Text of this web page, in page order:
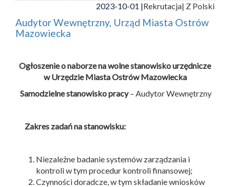
2023-10-01 |Rekrutacja| Z Polski
Audytor Wewnętrzny, Urząd Miasta Ostrów
Mazowiecka
Ogłoszenie o naborze na wolne stanowisko urzędnicze
w Urzędzie Miasta Ostrów Mazowiecka
Samodzielne stanowisko pracy– Audytor Wewnętrzny
Zakres zadań na stanowisku:
Niezależne badanie systemów zarządzania i
kontroli w tym procedur kontroli finansowej;
Czynności doradcze, w tym składanie wniosków